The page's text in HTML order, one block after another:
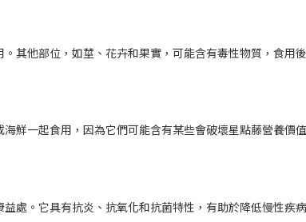
其他部位，如莖、花卉和果實，可能含有毒性物質，食用後
鮮一起食用，因為它們可能含有某些會破壞星點藤營養價值
處。它具有抗炎、抗氧化和抗菌特性，有助於降低慢性疾病